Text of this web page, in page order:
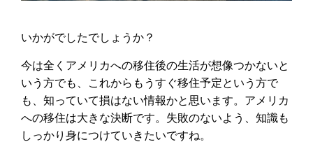
いかがでしたでしょうか？
今は全くアメリカへの移住後の生活が想像つかないと
いう方でも、これからもうすぐ移住予定という方で
も、知っていて損はない情報かと思います。アメリカ
への移住は大きな決断です。失敗のないよう、知識も
しっかり身につけていきたいですね。